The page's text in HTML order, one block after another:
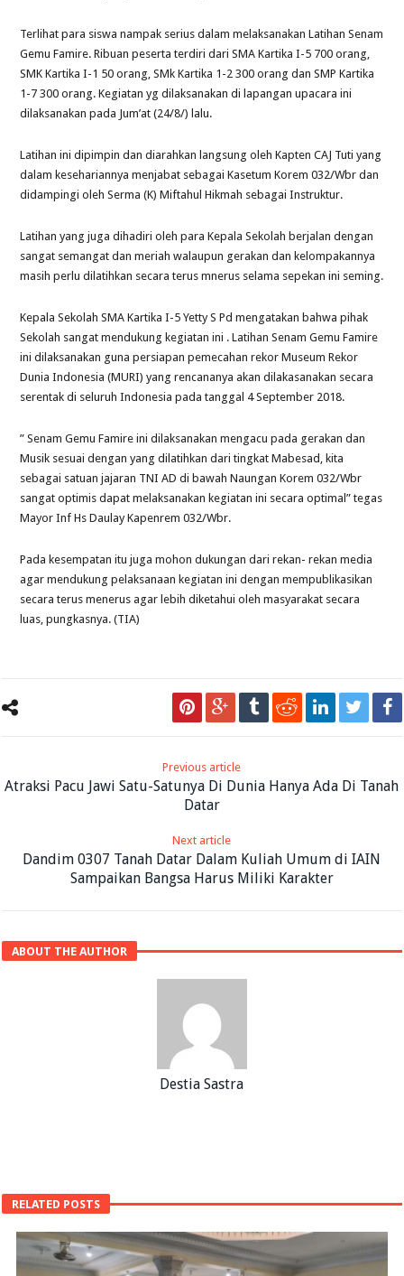
Terlihat para siswa nampak serius dalam melaksanakan Latihan Senam
Gemu Famire. Ribuan peserta terdiri dari SMA Kartika I-5 700 orang,
SMK Kartika I-1 50 orang, SMk Kartika 1-2 300 orang dan SMP Kartika
1-7 300 orang. Kegiatan yg dilaksanakan di lapangan upacara ini
dilaksanakan pada Jum’at (24/8/) lalu.
Latihan ini dipimpin dan diarahkan langsung oleh Kapten CAJ Tuti yang
dalam kesehariannya menjabat sebagai Kasetum Korem 032/Wbr dan
didampingi oleh Serma (K) Miftahul Hikmah sebagai Instruktur.
Latihan yang juga dihadiri oleh para Kepala Sekolah berjalan dengan
sangat semangat dan meriah walaupun gerakan dan kelompakannya
masih perlu dilatihkan secara terus mnerus selama sepekan ini seming.
Kepala Sekolah SMA Kartika I-5 Yetty S Pd mengatakan bahwa pihak
Sekolah sangat mendukung kegiatan ini . Latihan Senam Gemu Famire
ini dilaksanakan guna persiapan pemecahan rekor Museum Rekor
Dunia Indonesia (MURI) yang rencananya akan dilakasanakan secara
serentak di seluruh Indonesia pada tanggal 4 September 2018.
” Senam Gemu Famire ini dilaksanakan mengacu pada gerakan dan
Musik sesuai dengan yang dilatihkan dari tingkat Mabesad, kita
sebagai satuan jajaran TNI AD di bawah Naungan Korem 032/Wbr
sangat optimis dapat melaksanakan kegiatan ini secara optimal” tegas
Mayor Inf Hs Daulay Kapenrem 032/Wbr.
Pada kesempatan itu juga mohon dukungan dari rekan- rekan media
agar mendukung pelaksanaan kegiatan ini dengan mempublikasikan
secara terus menerus agar lebih diketahui oleh masyarakat secara
luas, pungkasnya. (TIA)
Previous article
Atraksi Pacu Jawi Satu-Satunya Di Dunia Hanya Ada Di Tanah
Datar
Next article
Dandim 0307 Tanah Datar Dalam Kuliah Umum di IAIN
Sampaikan Bangsa Harus Miliki Karakter
ABOUT THE AUTHOR
Destia Sastra
RELATED POSTS